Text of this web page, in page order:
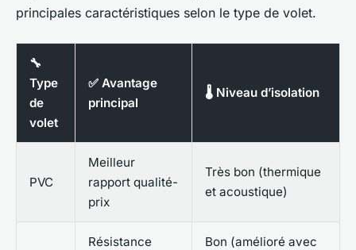
principales caractéristiques selon le type de volet.
🔧
Type
de
volet
✅ Avantage
principal
🌡️ Niveau d’isolation
PVC
Meilleur
rapport qualité-
prix
Très bon (thermique
et acoustique)
Résistance Bon (amélioré avec